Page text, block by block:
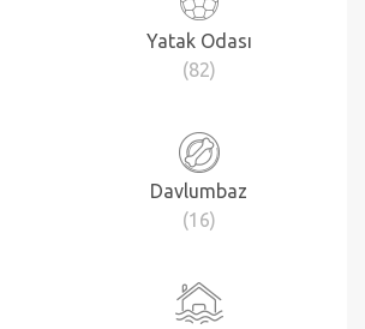
Yatak Odası
(82)
Davlumbaz
(16)